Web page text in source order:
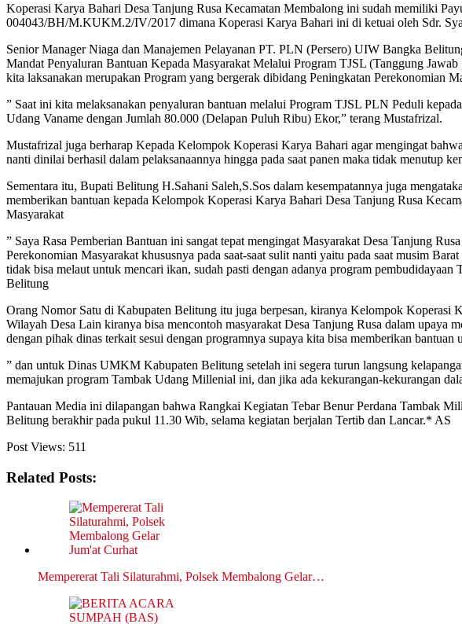
Koperasi Karya Bahari Desa Tanjung Rusa Kecamatan Membalong ini sudah memiliki
004043/BH/M.KUKM.2/IV/2017 dimana Koperasi Karya Bahari ini di ketuai oleh Sdr.
Senior Manager Niaga dan Manajemen Pelayanan PT. PLN (Persero) UIW Bangka
Mandat Penyaluran Bantuan Kepada Masyarakat Melalui Program TJSL (Tanggung
kita laksanakan merupakan Program yang bergerak dibidang Peningkatan Perekonomian
” Saat ini kita melaksanakan penyaluran bantuan melalui Program TJSL PLN Peduli
Udang Vaname dengan Jumlah 80.000 (Delapan Puluh Ribu) Ekor,” terang Mustafrizal.
Mustafrizal juga berharap Kepada Kelompok Koperasi Karya Bahari agar mengingat
nanti dinilai berhasil dalam pelaksanaannya hingga pada saat panen maka tidak menutup
Sementara itu, Bupati Belitung H.Sahani Saleh,S.Sos dalam kesempatannya juga
memberikan bantuan kepada Kelompok Koperasi Karya Bahari Desa Tanjung Rusa
Masyarakat
” Saya Rasa Pemberian Bantuan ini sangat tepat mengingat Masyarakat Desa Tanjung
Perekonomian Masyarakat khususnya pada saat-saat sulit nanti yaitu pada saat musim
tidak bisa melaut untuk mencari ikan, sudah pasti dengan adanya program
Belitung
Orang Nomor Satu di Kabupaten Belitung itu juga berpesan, kiranya Kelompok Koperasi
Wilayah Desa Lain kiranya bisa mencontoh masyarakat Desa Tanjung Rusa dalam
dengan pihak dinas terkait sesui dengan programnya supaya kita bisa memberikan bantuan
” dan untuk Dinas UMKM Kabupaten Belitung setelah ini segera turun langsung
memajukan program Tambak Udang Millenial ini, dan jika ada kekurangan-kekurangan
Pantauan Media ini dilapangan bahwa Rangkai Kegiatan Tebar Benur Perdana Tambak
Belitung berakhir pada pukul 11.30 Wib, selama kegiatan berjalan Tertib dan Lancar.* AS
Post Views: 511
Related Posts:
Mempererat Tali Silaturahmi, Polsek Membalong Gelar…